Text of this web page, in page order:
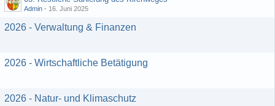
Admin - 16. Juni 2025
2026 - Verwaltung & Finanzen
2026 - Wirtschaftliche Betätigung
2026 - Natur- und Klimaschutz